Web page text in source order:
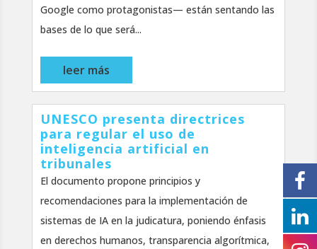
Google como protagonistas— están sentando las
bases de lo que será...
leer más
UNESCO presenta directrices
para regular el uso de
inteligencia artificial en
tribunales
El documento propone principios y
recomendaciones para la implementación de
sistemas de IA en la judicatura, poniendo énfasis
en derechos humanos, transparencia algorítmica,